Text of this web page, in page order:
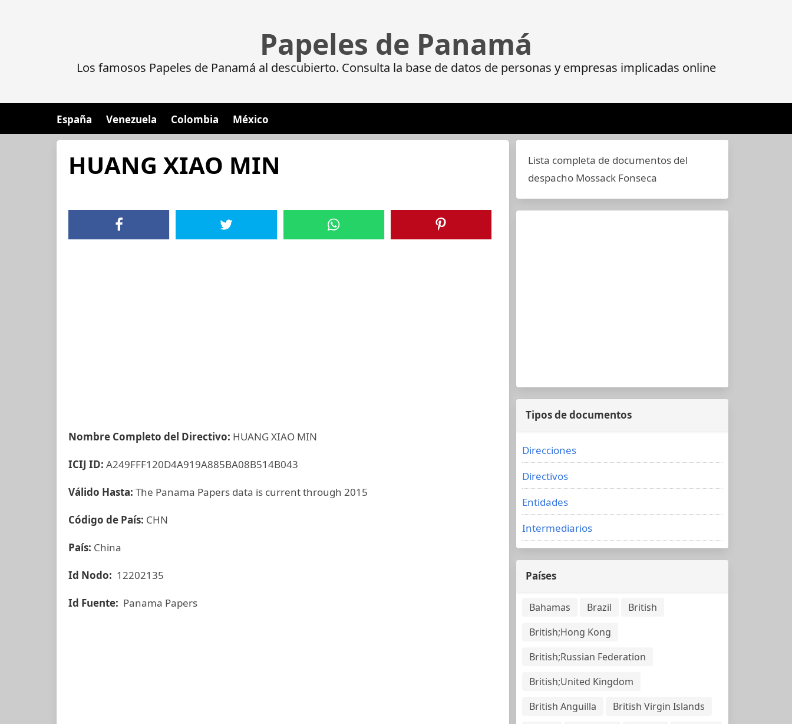
Papeles de Panamá
Los famosos Papeles de Panamá al descubierto. Consulta la base de datos de personas y empresas implicadas online
España Venezuela Colombia México
HUANG XIAO MIN
Nombre Completo del Directivo: HUANG XIAO MIN
ICIJ ID: A249FFF120D4A919A885BA08B514B043
Válido Hasta: The Panama Papers data is current through 2015
Código de País: CHN
País: China
Id Nodo: 12202135
Id Fuente: Panama Papers
Lista completa de documentos del
despacho Mossack Fonseca
Tipos de documentos
Direcciones
Directivos
Entidades
Intermediarios
Países
Bahamas Brazil
British
British;Hong Kong
British;Russian Federation
British;United Kingdom
British Anguilla
British Virgin Islands